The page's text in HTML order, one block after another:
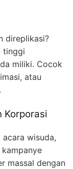
direplikasi?
tinggi
miliki. Cocok
atau
Korporasi
wisuda,
kampanye
massal dengan